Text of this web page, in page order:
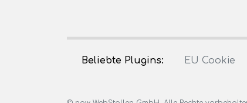
Beliebte Plugins: EU Cookie